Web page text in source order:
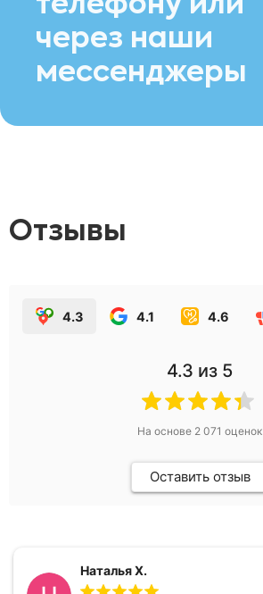
через наши
мессенджеры
Отзывы
4.3 4.1 4.6
4.3 из 5
На основе 2 071 оценок
Оставить отзыв
Наталья Х.